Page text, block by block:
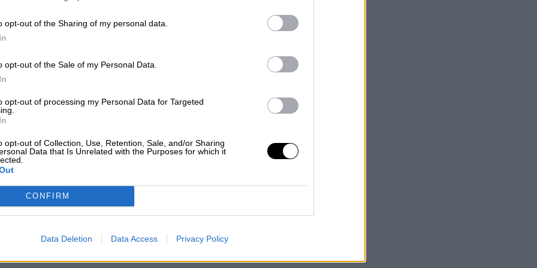
opt-out of the Sharing of my personal data.
opt-out of the Sale of my Personal Data.
opt-out of processing my Personal Data for Targeted
opt-out of Collection, Use, Retention, Sale, and/or Sharing
Data that Is Unrelated with the Purposes for which it
CONFIRM
Data Deletion Data Access Privacy Policy
sea dominante entre Navidad y
estamos tan bien protegidos contra
con la delta"
que
antes del 7 de enero
dosis a los mayores de 60 años durante las
a los menores de 60 a principios de
a los ciudadanos a programar su cita lo antes
frente a la nueva cepa.
en la segunda quincena de enero. Para
de recibir un refuerzo” ha dicho el ministro de